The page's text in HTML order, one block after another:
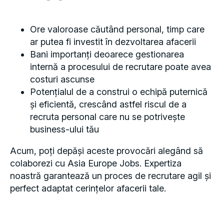
ar putea fi investit în dezvoltarea afacerii
Bani importanți deoarece gestionarea
internă a procesului de recrutare poate avea
costuri ascunse
Potențialul de a construi o echipă puternică
și eficientă, crescând astfel riscul de a
recruta personal care nu se potrivește
business-ului tău
colaborezi cu Asia Europe Jobs. Expertiza
noastră garantează un proces de recrutare agil și
perfect adaptat cerințelor afacerii tale.